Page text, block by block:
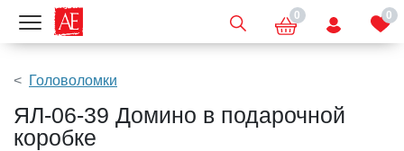
Показать меню 0 0
Головоломки
ЯЛ-06-39 Домино в подарочной
коробке